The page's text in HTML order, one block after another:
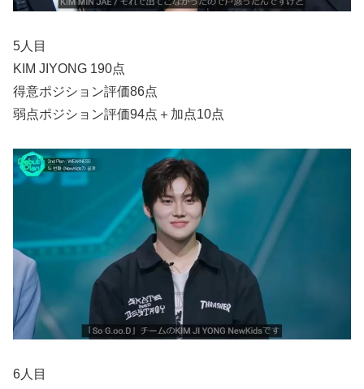
5人目
KIM JIYONG 190点
得意ポジション評価86点
弱点ポジション評価94点＋加点10点
6人目